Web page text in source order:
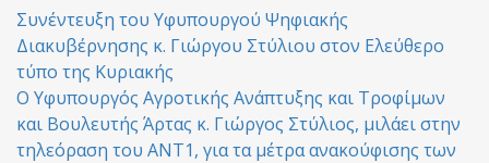
Post
navigation
Συνέντευξη του Υφυπουργού Ψηφιακής
Διακυβέρνησης κ. Γιώργου Στύλιου στον Ελεύθερο
τύπο της Κυριακής
O Υφυπουργός Αγροτικής Ανάπτυξης και Τροφίμων
και Βουλευτής Άρτας κ. Γιώργος Στύλιος, μιλάει στην
τηλεόραση του ΑΝΤ1, για τα μέτρα ανακούφισης των